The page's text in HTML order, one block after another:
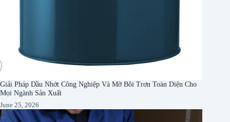
Giải Pháp Dầu Nhớt Công Nghiệp Và Mỡ Bôi Trơn Toàn Diện Cho
Mọi Ngành Sản Xuất
June 25, 2026